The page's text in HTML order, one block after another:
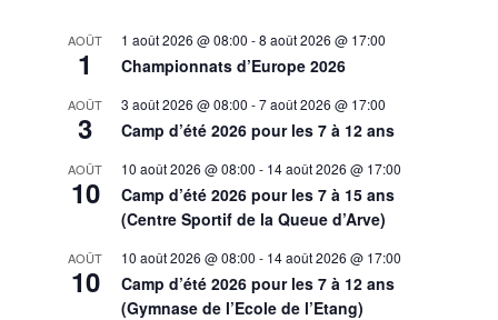
AOÛT
1
1 août 2026 @ 08:00 -8 août 2026 @ 17:00
Championnats d’Europe 2026
AOÛT
3
3 août 2026 @ 08:00 -7 août 2026 @ 17:00
Camp d’été 2026 pour les 7 à 12 ans
AOÛT
10
10 août 2026 @ 08:00 - 14 août 2026 @ 17:00
Camp d’été 2026 pour les 7 à 15 ans
(Centre Sportif de la Queue d’Arve)
AOÛT
10
10 août 2026 @ 08:00 - 14 août 2026 @ 17:00
Camp d’été 2026 pour les 7 à 12 ans
(Gymnase de l’Ecole de l’Etang)